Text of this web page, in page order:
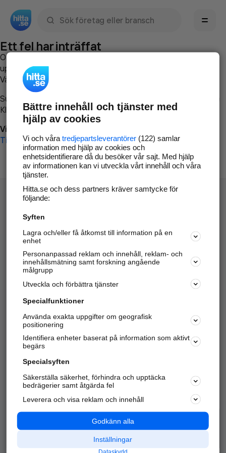
Ett fel har inträffat
Om du vill kan du
uppstod så att vi lättare och snabbare kan avhjälpa det.
Vänligen försök med följande:
Surfa till
Klicka påTillbaka-knappen i webbläsaren och försök igen
Vi beklagar besväret!
Till startsidan
Hitta.se - Gratis nummerupplysning.
Sök företag, personer och platser.
Hitta telefonnummer, adresser, företagsinfo mm.
Marknadsför företaget
Kom igång och annonsera mot
samarbetspartners nära dig.
Alla kategorier
Populära sökningar
API & Kartor
Annonsera
Integritet
Nödnummer
Bättre innehåll och tjänster med
hjälp av cookies
Vi och våra tredjepartsleverantörer(122) samlar
information med hjälp av cookies och
enhetsidentifierare då du besöker vår sajt. Med hjälp
av informationen kan vi utveckla vårt innehåll och våra
tjänster.
Hitta.se och dess partners kräver samtycke för
följande:
Syften
Lagra och/eller få åtkomst till information på en
enhet
Personanpassad reklam och innehåll, reklam- och
innehållsmätning samt forskning angående
målgrupp
Utveckla och förbättra tjänster
Specialfunktioner
Använda exakta uppgifter om geografisk
positionering
Identifiera enheter baserat på information som aktivt
begärs
Specialsyften
Säkerställa säkerhet, förhindra och upptäcka
bedrägerier samt åtgärda fel
Leverera och visa reklam och innehåll
Godkänn alla
Inställningar
Dataskydd